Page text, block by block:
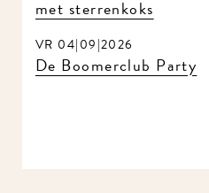
met sterrenkoks
VR 04|09|2026
De Boomerclub Party